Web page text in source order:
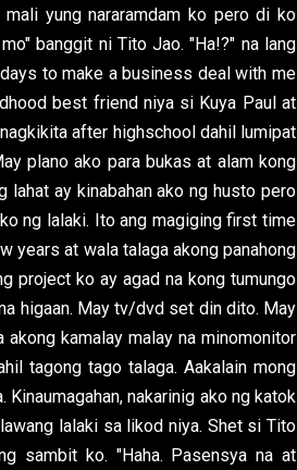
yung nararamdam ko pero di ko
banggit ni Tito Jao. "Ha!?" na lang
to make a business deal with me
best friend niya si Kuya Paul at
after highschool dahil lumipat
plano ako para bukas at alam kong
lahat ay kinabahan ako ng husto pero
ng lalaki. Ito ang magiging first time
at wala talaga akong panahong
project ko ay agad na kong tumungo
higaan. May tv/dvd set din dito. May
kamalay malay na minomonitor
tagong tago talaga. Aakalain mong
nakarinig ako ng katok
lalaki sa likod niya. Shet si Tito
sambit ko. "Haha. Pasensya na at